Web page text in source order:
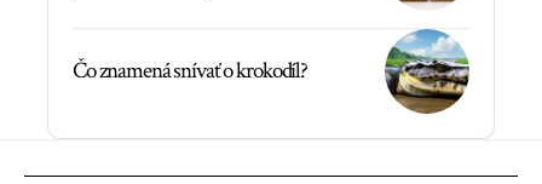
Čo znamená snívať o krokodíl?